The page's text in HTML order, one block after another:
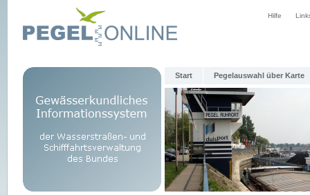
Hilfe
Start Pegelauswahl über Karte